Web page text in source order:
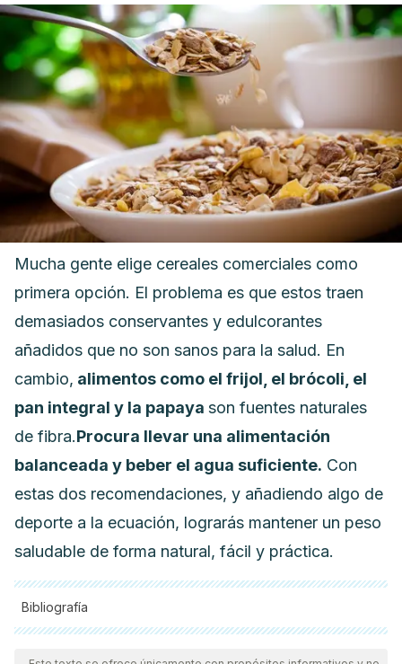
Mucha gente elige cereales comerciales como
primera opción. El problema es que estos traen
demasiados conservantes y edulcorantes
añadidos que no son sanos para la salud. En
cambio, alimentos como el frijol, el brócoli, el
pan integral y la papaya son fuentes naturales
de fibra.Procura llevar una alimentación
balanceada y beber el agua suficiente. Con
estas dos recomendaciones, y añadiendo algo de
deporte a la ecuación, lograrás mantener un peso
saludable de forma natural, fácil y práctica.
Bibliografía
Todas las fuentes citadas fueron revisadas a profundidad por
nuestro equipo, para asegurar su calidad, confiabilidad,